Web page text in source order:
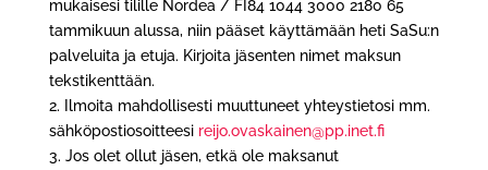
mukaisesi tilille Nordea / FI84 1044 3000 2180 65
tammikuun alussa, niin pääset käyttämään heti SaSu:n
palveluita ja etuja. Kirjoita jäsenten nimet maksun
tekstikenttään.
2. Ilmoita mahdollisestimuuttuneet yhteystietosi mm.
sähköpostiosoitteesi reijo.ovaskainen@pp.inet.fi
3. Jos olet ollut jäsen, etkä ole maksanut